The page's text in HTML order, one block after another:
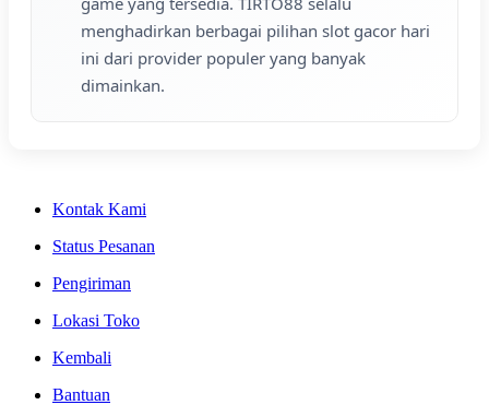
menghadirkan berbagai pilihan slot gacor hari
ini dari provider populer yang banyak
dimainkan.
Kontak Kami
Status Pesanan
Pengiriman
Lokasi Toko
Kembali
Bantuan